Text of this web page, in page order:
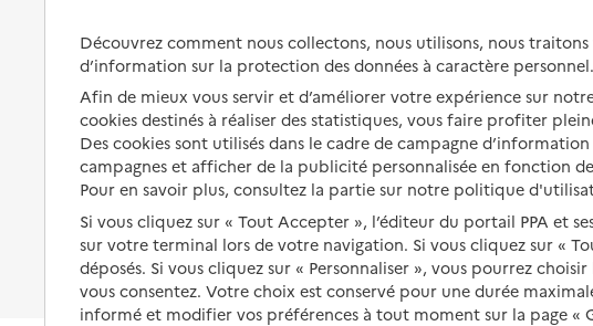
santé
Organiser à l'avance sa propre
protection
Les mesures de protection
Les obligations de la famille
À qui s’adresser ?
Les politiques du grand âge
Partager son logement
Vivre à domicile avec une
maladie ou un handicap
Être hospitalisé
Fin de vie à domicile
Vivre en
Autres
Découvrez comment nous collectons, nous utilisons, nous
d’information sur la protection des données à caractère personnel.
Afin de mieux vous servir et d’améliorer votre expérience sur
cookies destinés à réaliser des statistiques, vous faire profiter
Des cookies sont utilisés dans le cadre de campagne
campagnes et afficher de la publicité personnalisée en fonction
Pour en savoir plus, consultez la partie sur notre politique
Si vous cliquez sur « Tout Accepter », l’éditeur du portail PPA et
sur votre terminal lors de votre navigation. Si vous cliquez sur «
déposés. Si vous cliquez sur « Personnaliser », vous pourrez
vous consentez. Votre choix est conservé pour une durée
informé et modifier vos préférences à tout moment sur la page «